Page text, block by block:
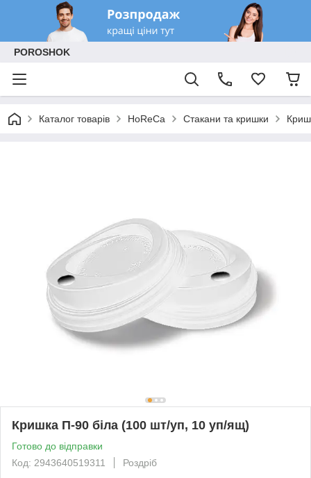
POROSHOK
Каталог товарів HoReCa Стакани та кришки
Кришка П-90 біла (100 шт/уп, 10 уп/ящ)
Готово до відправки
Код: 2943640519311
Роздріб